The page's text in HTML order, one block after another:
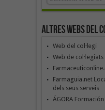
Altres webs del
Web del col·legi
Web de col·legiats
Farmaguia.net
dels seus serveis
ÁGORA